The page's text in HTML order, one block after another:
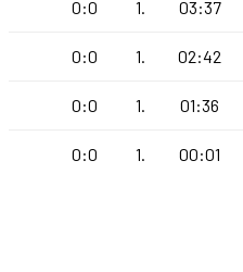
0:0 1. 03:37
0:0 1. 02:42
0:0 1. 01:36
0:0 1. 00:01